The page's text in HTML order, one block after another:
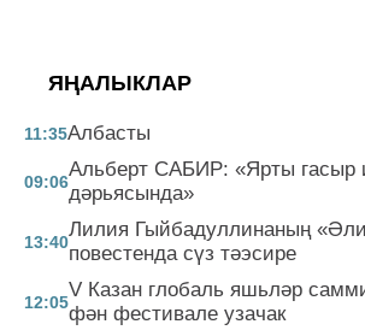
ЯҢАЛЫКЛАР
11:35Албасты
09:06
Альберт САБИР: «Ярты гасыр
дәрьясында»
13:40
Лилия Гыйбадуллинаның
повестенда сүз тәэсире
12:05
V Казан глобаль яшьләр
фән фестивале узачак